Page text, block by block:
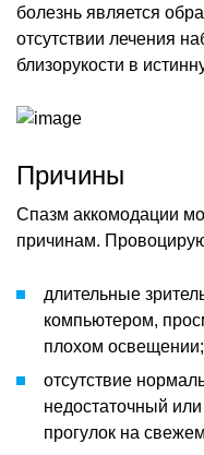
болезнь является
отсутствии лечения
близорукости в
Причины
Спазм аккомодации
причинам.
длительные
компьютером,
плохом освещении;
отсутствие
недостаточный
прогулок на